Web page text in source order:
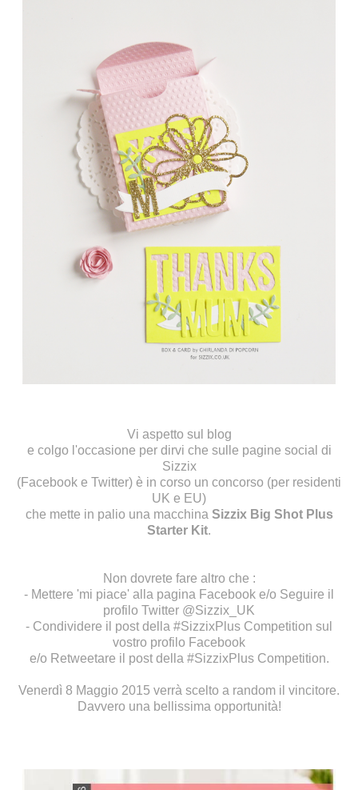
Vi aspetto sul
blog
e colgo l'occasione per dirvi che sulle pagine social di
Sizzix
(Facebook e Twitter) è in corso un concorso (per residenti
UK e EU)
che mette in palio una macchina Sizzix Big Shot Plus
Starter Kit.
Non dovrete fare altro che :
- Mettere 'mi piace' alla pagina Facebook e/o Seguire il
profilo Twitter @Sizzix_UK
- Condividere il post della #SizzixPlus Competition sul
vostro profilo Facebook
e/o Retweetare il post della #SizzixPlus Competition.
Venerdì 8 Maggio 2015 verrà scelto a random il vincitore.
Davvero una bellissima opportunità!